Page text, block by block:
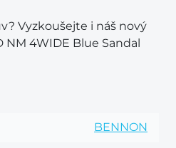
Vyzkoušejte i náš nový
NM 4WIDE Blue Sandal
BENNON